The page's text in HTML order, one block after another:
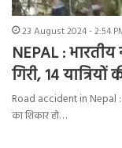
23 August 2024 - 2:54
NEPAL :
गिरी, 14 यात्रियों
Road accident in Nepal
का शिकार हो…